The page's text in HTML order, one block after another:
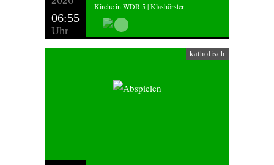
06:55
Uhr
Kirche in WDR 5 | Klashörster
katholisch